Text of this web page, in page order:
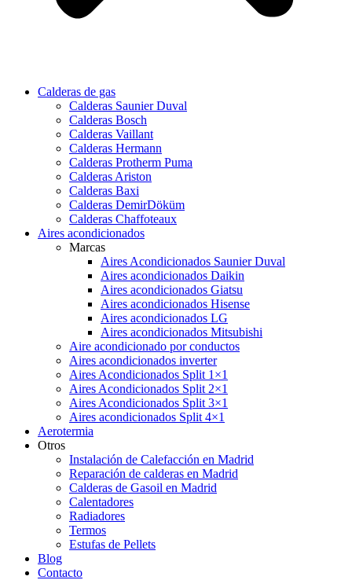
Calderas de gas
Calderas Saunier Duval
Calderas Bosch
Calderas Vaillant
Calderas Hermann
Calderas Protherm Puma
Calderas Ariston
Calderas Baxi
Calderas DemirDöküm
Calderas Chaffoteaux
Aires acondicionados
Marcas
Aires Acondicionados Saunier Duval
Aires acondicionados Daikin
Aires acondicionados Giatsu
Aires acondicionados Hisense
Aires acondicionados LG
Aires acondicionados Mitsubishi
Aire acondicionado por conductos
Aires acondicionados inverter
Aires Acondicionados Split 1×1
Aires Acondicionados Split 2×1
Aires Acondicionados Split 3×1
Aires acondicionados Split 4×1
Aerotermia
Otros
Instalación de Calefacción en Madrid
Reparación de calderas en Madrid
Calderas de Gasoil en Madrid
Calentadores
Radiadores
Termos
Estufas de Pellets
Blog
Contacto